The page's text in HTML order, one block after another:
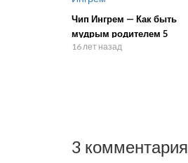
Чип Ингрем — Как быть
мудрым родителем 5
16 лет назад
3 комментария